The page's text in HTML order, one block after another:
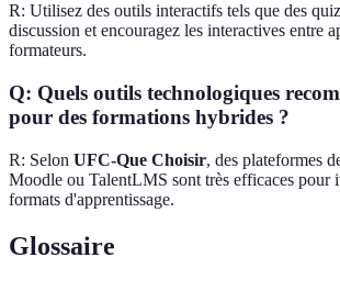
R: Utilisez des outils interactifs tels que des
discussion et encouragez les interactives entre
formateurs.
Q: Quels outils technologiques
pour des formations hybrides ?
R: Selon UFC-Que Choisir, des plateformes
Moodle ou TalentLMS sont très efficaces pour
formats d'apprentissage.
Glossaire